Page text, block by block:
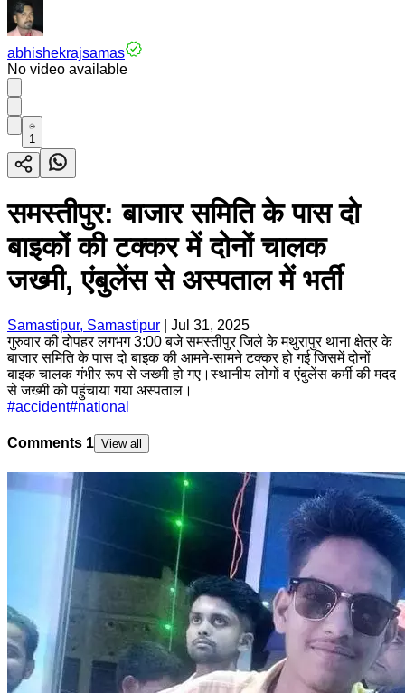
abhishekrajsamas
No video available
1
समस्तीपुर: बाजार समिति के पास दो
बाइकों की टक्कर में दोनों चालक
जख्मी, एंबुलेंस से अस्पताल में भर्ती
Samastipur, Samastipur
Jul 31, 2025
गुरुवार की दोपहर लगभग 3:00 बजे समस्तीपुर जिले के मथुरापुर थाना क्षेत्र के
बाजार समिति के पास दो बाइक की आमने-सामने टक्कर हो गई जिसमें दोनों
बाइक चालक गंभीर रूप से जख्मी हो गए।स्थानीय लोगों व एंबुलेंस कर्मी की मदद
से जख्मी को पहुंचाया गया अस्पताल।
#accident#national
Comments 1 View all